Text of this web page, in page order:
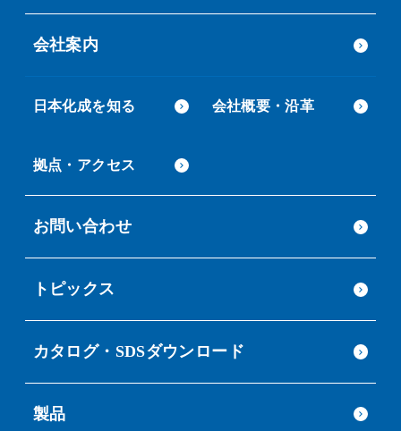
会社案内
日本化成を知る 会社概要・沿革
拠点・アクセス
お問い合わせ
トピックス
カタログ・SDSダウンロード
製品